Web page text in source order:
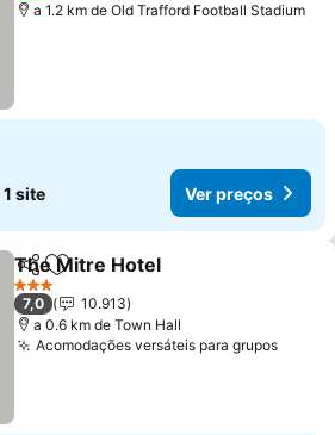
a 1.2 km de Old Trafford Football Stadium
1 site Ver preços
PartilharAdicionar aos favoritos
The Mitre Hotel
3 Estrelas
7,0
10.913
a 0.6 km de Town Hall
Acomodações versáteis para grupos